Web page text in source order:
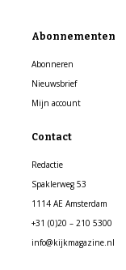
Abonnementen
Abonneren
Nieuwsbrief
Mijn account
Contact
Redactie
Spaklerweg 53
1114 AE Amsterdam
+31 (0)20 – 210 5300
info@kijkmagazine.nl